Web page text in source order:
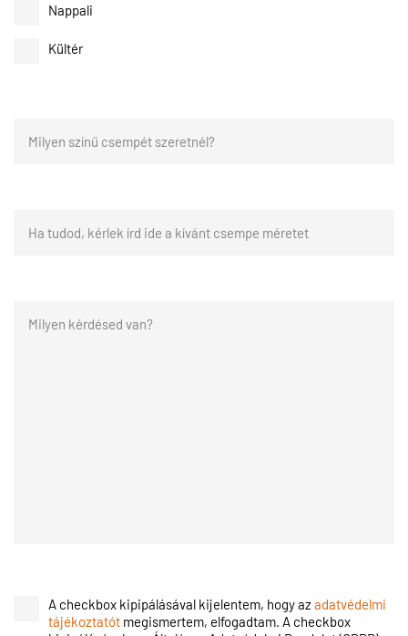
Nappali
Kültér
A checkbox kipipálásával kijelentem, hogy azadatvédelmi
tájékoztatót megismertem, elfogadtam. A checkbox